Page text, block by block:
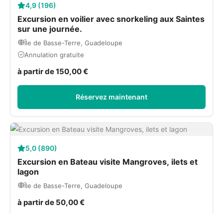
4,9 (196)
Excursion en voilier avec snorkeling aux Saintes
sur une journée.
Île de Basse-Terre, Guadeloupe
Annulation gratuite
à partir de 150,00 €
Réservez maintenant
5,0 (890)
Excursion en Bateau visite Mangroves, ilets et
lagon
Île de Basse-Terre, Guadeloupe
à partir de 50,00 €